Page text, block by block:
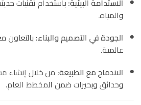
الاستدامة البيئية: باستخدام تقنيات
والمياه.
الجودة في التصميم والبناء:
عالمية.
الاندماج مع الطبيعة: من خلال إنشاء
وحدائق وبحيرات ضمن المخطط العام.